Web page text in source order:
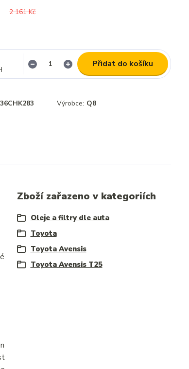
2 161 Kč
Přidat do košíku
Výrobce: Q8
Zboží zařazeno v kategoriích
Oleje a filtry dle auta
Toyota
Toyota Avensis
Toyota Avensis T25